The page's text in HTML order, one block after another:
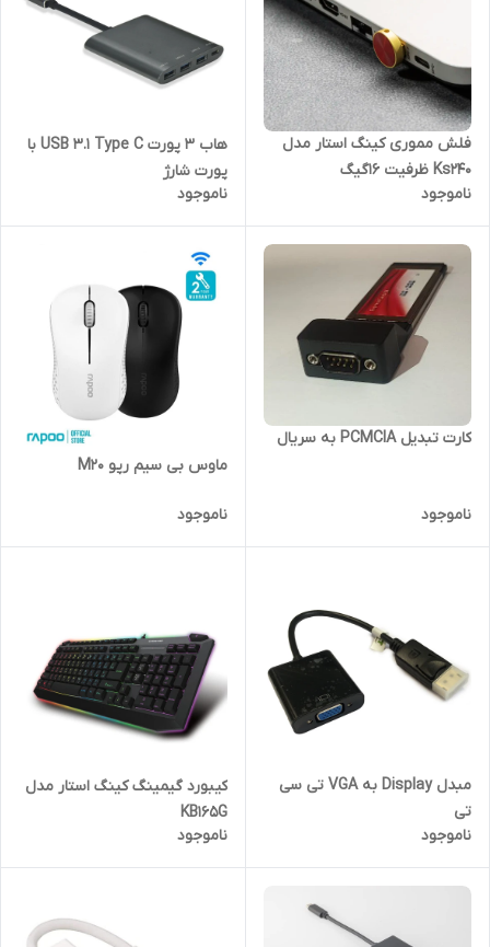
فلش مموری کینگ استار مدل
Ks240 ظرفیت 16گیگ
ناموجود
هاب 3 پورت USB 3.1 Type C با
پورت شارژ
ناموجود
کارت تبدیل PCMCIA به سریال
ناموجود
ماوس بی سیم رپو M20
ناموجود
مبدل Display به VGA تی سی
تی
ناموجود
کیبورد گیمینگ کینگ استار مدل
KB165G
ناموجود